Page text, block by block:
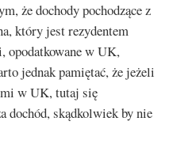
że dochody pochodzące z
który jest rezydentem
w UK,
jednak pamiętać, że jeżeli
w UK, tutaj się
dochód, skądkolwiek by nie